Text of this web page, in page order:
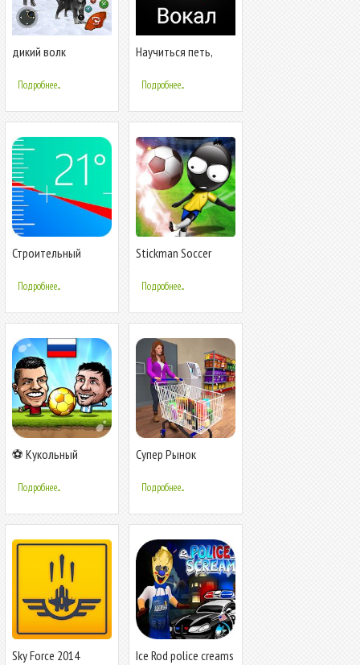
дикий волк
Подробнее...
Научиться петь,
уроки вокала
Подробнее...
Строительный
Подробнее...
Stickman Soccer
Подробнее...
⚽ Кукольный
Футбол ⚽
Подробнее...
Супер Рынок
Тренажер: Покупка
Mall
Подробнее...
Sky Force 2014
Ice Rod police creams